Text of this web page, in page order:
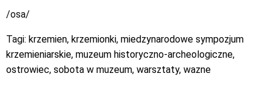
/osa/
Tagi: krzemien, krzemionki, miedzynarodowe sympozjum
krzemieniarskie, muzeum historyczno-archeologiczne,
ostrowiec, sobota w muzeum, warsztaty, wazne